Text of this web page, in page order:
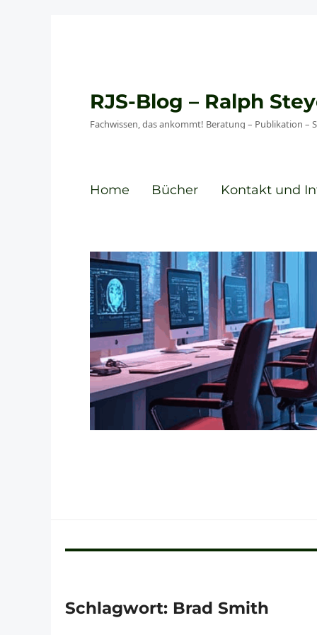
RJS-Blog – Ralph
Fachwissen, das ankommt! Beratung – Publikation –
Home Bücher Kontakt und
Schlagwort: Brad Smith